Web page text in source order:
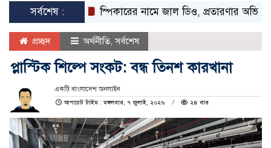
সর্বশেষ : স্পিকারের নামে জাল ডিও, প্রতারণার অভিযোগে
প্রচ্ছদ অর্থনীতি,সর্বশেষ
প্লাস্টিক শিল্পে সংকট: বন্ধ তিনশ কারখানা
একটি বাংলাদেশ অনলাইন
আপডেট টাইম : মঙ্গলবার, ৭ জুলাই, ২০২৬
২৪ বার